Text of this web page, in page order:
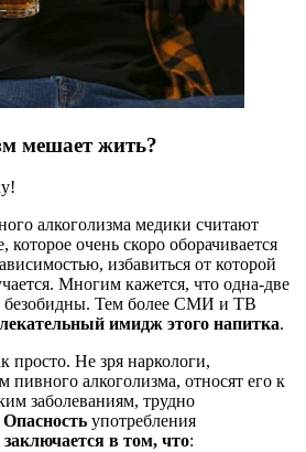
мешает жить?
алкоголизма медики считают
очень скоро оборачивается
избавиться от которой
Многим кажется, что одна-две
безобидны. Тем более СМИ и ТВ
имидж этого напитка.
просто. Не зря наркологи,
алкоголизма, относят его к
заболеваниям, трудно
Опасность употребления
заключается в том, что: